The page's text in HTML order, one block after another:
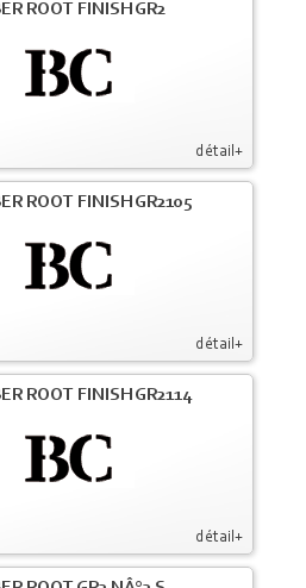
détail+
ROOT FINISH GR2
détail+
ROOT FINISH GR2105
détail+
ROOT FINISH GR2114